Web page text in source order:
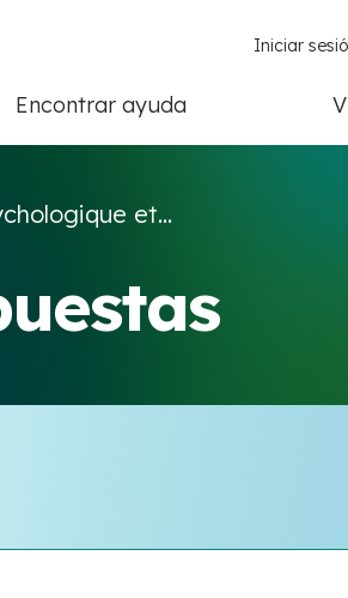
Iniciar
Encontrar ayuda
et...